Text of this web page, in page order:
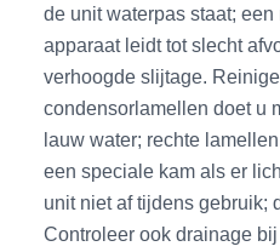
de unit waterpas staat;
apparaat leidt tot slecht
verhoogde slijtage.
condensorlamellen doet u
lauw water; rechte
een speciale kam als er
unit niet af tijdens gebruik;
Controleer ook drainage